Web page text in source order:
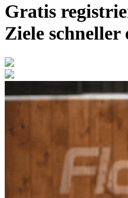
Gratis
Ziele schneller